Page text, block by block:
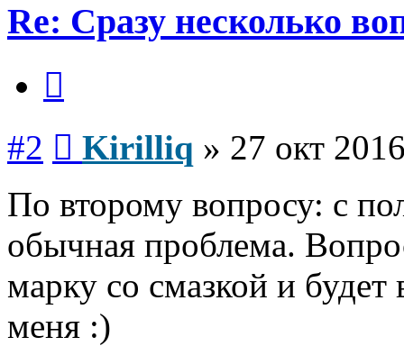
Re: Сразу несколько
#2 Kirilliq » 27 окт
По второму вопросу: с
обычная проблема.
марку со смазкой и
меня :)